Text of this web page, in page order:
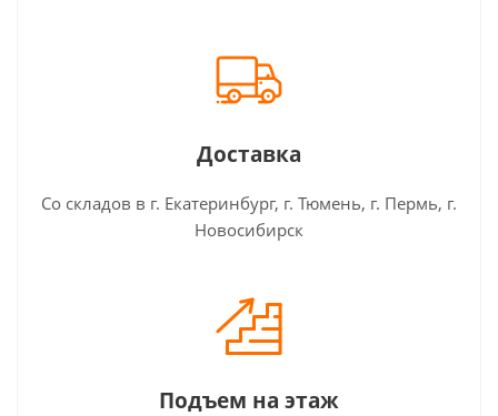
Доставка
Со складов в г. Екатеринбург, г. Тюмень, г. Пермь, г.
Новосибирск
Подъем на этаж